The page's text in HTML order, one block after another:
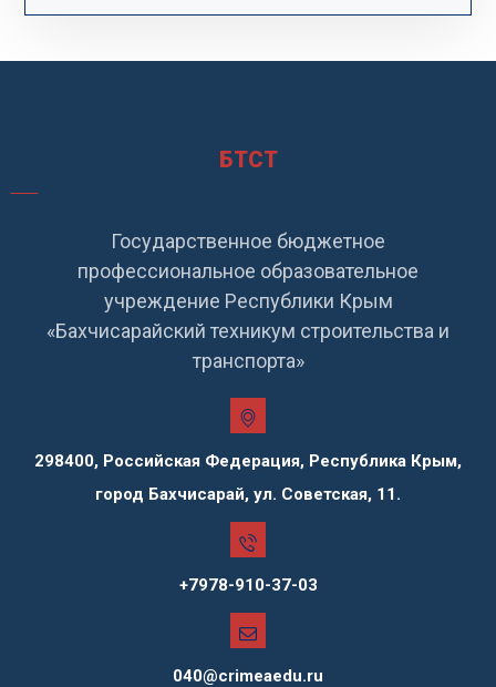
БТСТ
Государственное бюджетное
профессиональное образовательное
учреждение Республики Крым
«Бахчисарайский техникум строительства и
транспорта»
298400, Российская Федерация, Республика Крым,
город Бахчисарай, ул. Советская, 11.
+7978-910-37-03
040@crimeaedu.ru